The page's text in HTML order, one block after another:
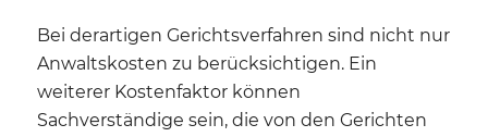
Bei derartigen Gerichtsverfahren sind nicht nur
Anwaltskosten zu berücksichtigen. Ein
weiterer Kostenfaktor können
Sachverständige sein, die von den Gerichten